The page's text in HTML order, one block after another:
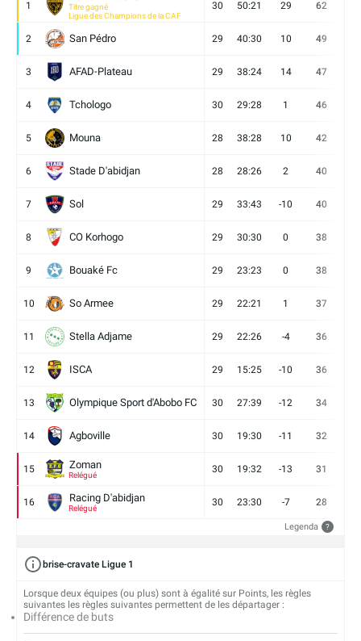
1
Titre gagné
Ligue des Champions de la CAF
30 50:21 29 62
2 San Pédro 29 40:30 10 49
3 AFAD-Plateau 29 38:24 14 47
4 Tchologo 30 29:28 1 46
5 Mouna 28 38:28 10 42
6 Stade D'abidjan 28 28:26 2 40
7 Sol 29 33:43 -10 40
8 CO Korhogo 29 30:30 0 38
9 Bouaké Fc 29 23:23 0 38
10 So Armee 29 22:21 1 37
11 Stella Adjame 29 22:26 -4 36
12 ISCA 29 15:25 -10 36
13 Olympique Sport d'Abobo FC 30 27:39 -12 34
14 Agboville 30 19:30 -11 32
15 Zoman
Relégué
30 19:32 -13 31
16 Racing D'abidjan
Relégué
30 23:30 -7 28
Legenda ?
brise-cravate Ligue 1
Lorsque deux équipes (ou plus) sont à égalité sur Points, les règles
suivantes les règles suivantes permettent de les départager :
Différence de buts